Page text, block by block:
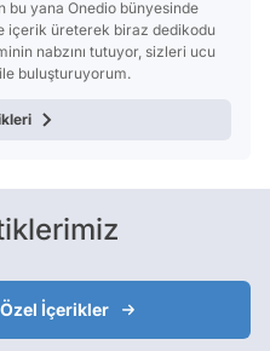
bu yana Onedio bünyesinde
içerik üreterek biraz dedikodu
nabzını tutuyor, sizleri ucu
buluşturuyorum.
İçerikler